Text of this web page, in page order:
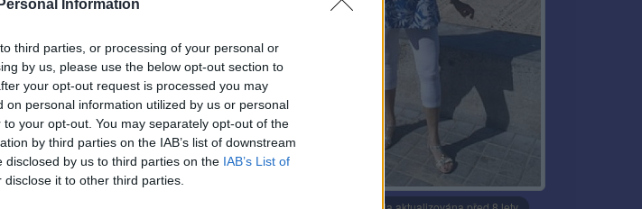
Information
third parties, or processing of your personal or
by us, please use the below opt-out section to
your opt-out request is processed you may
personal information utilized by us or personal
your opt-out. You may separately opt-out of the
by third parties on the IAB’s list of downstream
by us to third parties on the IAB’s List of
it to other third parties.
Neověřeno